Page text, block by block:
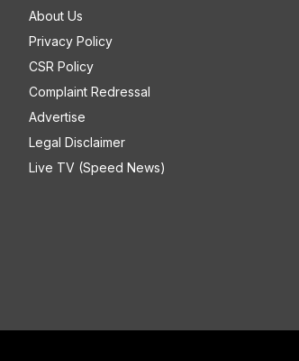
About Us
Privacy Policy
CSR Policy
Complaint Redressal
Advertise
Legal Disclaimer
Live TV (Speed News)